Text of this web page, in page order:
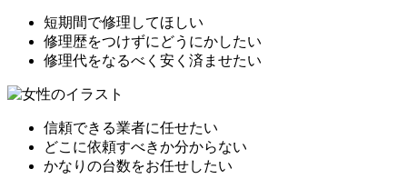
短期間で修理してほしい
修理歴をつけずにどうにかしたい
修理代をなるべく安く済ませたい
信頼できる業者に任せたい
どこに依頼すべきか分からない
かなりの台数をお任せしたい